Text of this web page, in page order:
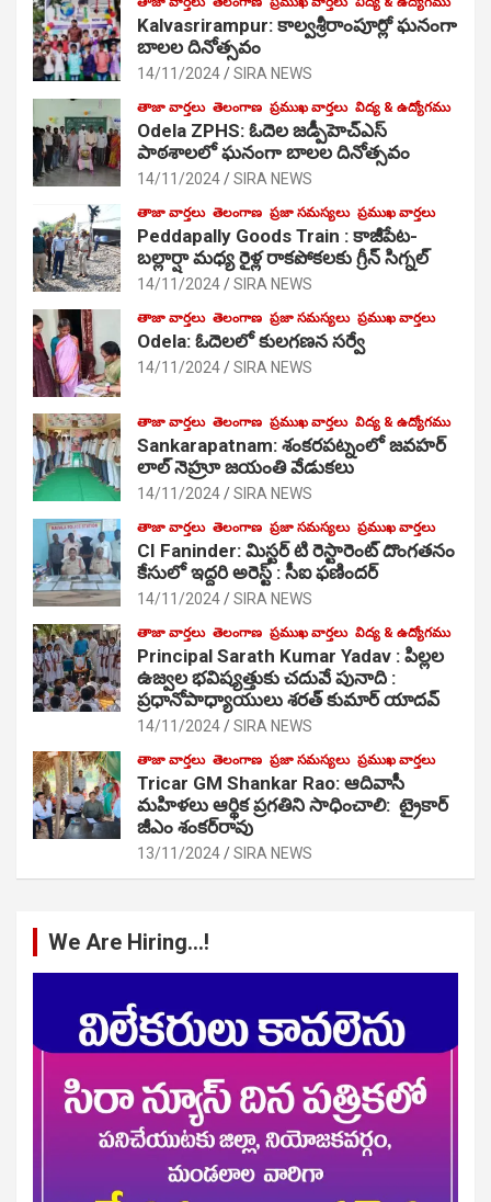
Kalvasrirampur: కాల్వశ్రీరాంపూర్లో ఘనంగా
బాలల దినోత్సవం
14/11/2024 SIRA NEWS
తాజా వార్తలు తెలంగాణ ప్రముఖ వార్తలు విద్య & ఉద్యోగము
Odela ZPHS: ఓదెల జ‌డ్పీహెచ్ఎస్
పాఠ‌శాల‌లో ఘనంగా బాలల దినోత్సవం
14/11/2024 SIRA NEWS
తాజా వార్తలు తెలంగాణ ప్రజా సమస్యలు ప్రముఖ వార్తలు
Peddapally Goods Train : కాజీపేట-
బల్లార్షా మధ్య రైళ్ల రాకపోకలకు గ్రీన్ సిగ్నల్
14/11/2024 SIRA NEWS
తాజా వార్తలు తెలంగాణ ప్రజా సమస్యలు ప్రముఖ వార్తలు
Odela: ఓదెలలో కులగణన సర్వే
14/11/2024 SIRA NEWS
తాజా వార్తలు తెలంగాణ ప్రముఖ వార్తలు విద్య & ఉద్యోగము
Sankarapatnam: శంకరపట్నంలో జవహర్
లాల్ నెహ్రూ జయంతి వేడుకలు
14/11/2024 SIRA NEWS
తాజా వార్తలు తెలంగాణ ప్రజా సమస్యలు ప్రముఖ వార్తలు
CI Faninder: మిస్టర్ టి రెస్టారెంట్ దొంగతనం
కేసులో ఇద్దరి అరెస్ట్ : సీఐ ఫణిందర్
14/11/2024 SIRA NEWS
తాజా వార్తలు తెలంగాణ ప్రముఖ వార్తలు విద్య & ఉద్యోగము
Principal Sarath Kumar Yadav : పిల్లల
ఉజ్వల భవిష్యత్తుకు చదువే పునాది :
ప్రధానోపాధ్యాయులు శరత్ కుమార్ యాదవ్
14/11/2024 SIRA NEWS
తాజా వార్తలు తెలంగాణ ప్రజా సమస్యలు ప్రముఖ వార్తలు
Tricar GM Shankar Rao: ఆదివాసీ
మహిళలు ఆర్థిక ప్రగతిని సాధించాలి: ట్రైకార్
జీఎం శంకర్‌రావు
13/11/2024 SIRA NEWS
We Are Hiring…!